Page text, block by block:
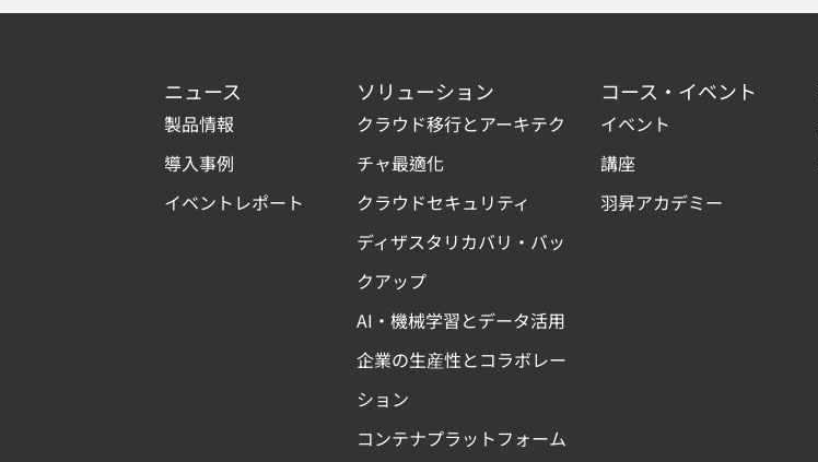
ニュース
製品情報
導入事例
イベントレポート
ソリューション
クラウド移行とアーキテク
チャ最適化
クラウドセキュリティ
ディザスタリカバリ・バッ
クアップ
AI・機械学習とデータ活用
企業の生産性とコラボレー
ション
コンテナプラットフォーム
コース・イベント
イベント
講座
羽昇アカデミー